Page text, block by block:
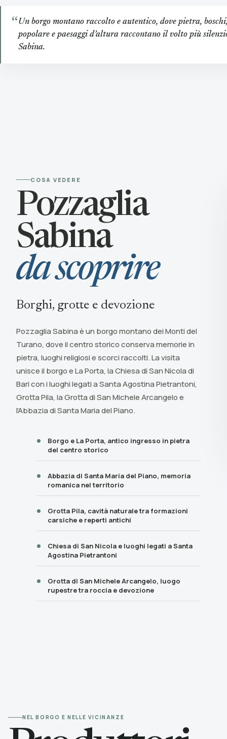
“Un borgo montano raccolto e autentico, dove pietra,
popolare e paesaggi d’altura raccontano il volto più
Sabina.
COSA VEDERE
Pozzaglia
Sabina
da scoprire
Borghi, grotte e devozione
Pozzaglia Sabina è un borgo montano dei Monti del
Turano, dove il centro storico conserva memorie in
pietra, luoghi religiosi e scorci raccolti. La visita
unisce il borgo e La Porta, la Chiesa di San Nicola di
Bari con i luoghi legati a Santa Agostina Pietrantoni,
Grotta Pila, la Grotta di San Michele Arcangelo e
l’Abbazia di Santa Maria del Piano.
Borgo e La Porta, antico ingresso in pietra
del centro storico
Abbazia di Santa Maria del Piano, memoria
romanica nel territorio
Grotta Pila, cavità naturale tra formazioni
carsiche e reperti antichi
Chiesa di San Nicola e luoghi legati a Santa
Agostina Pietrantoni
Grotta di San Michele Arcangelo, luogo
rupestre tra roccia e devozione
© Borghi della
NEL BORGO E NELLE VICINANZE